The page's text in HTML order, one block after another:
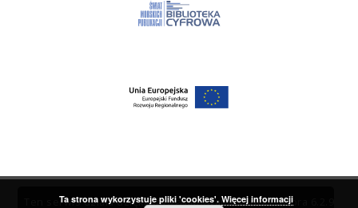
Ten serwis działa dzięki oprogramowaniuDInGO dLibra 6.2.9
Ta strona wykorzystuje pliki 'cookies'. Więcej informacji